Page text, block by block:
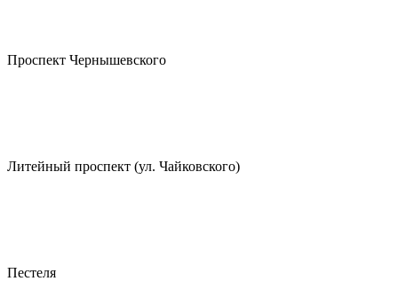
Проспект Чернышевского
Литейный проспект (ул. Чайковского)
Пестеля